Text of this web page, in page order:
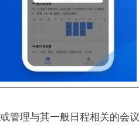
管理与其一般日程相关的会